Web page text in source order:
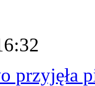
przyjęła